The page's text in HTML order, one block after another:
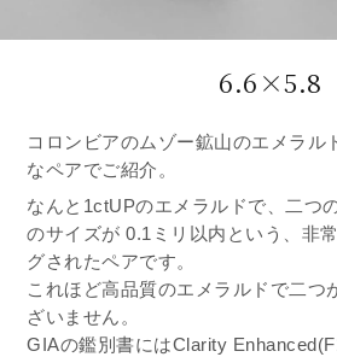
6.6×5.8
コロンビアのムゾー鉱山のエメラル
なペアでご紹介。
なんと1ctUPのエメラルドで、二つ
のサイズが 0.1ミリ以内という、非
グされたペアです。
これほど高品質のエメラルドで二つ
ざいません。
GIAの鑑別書にはClarity